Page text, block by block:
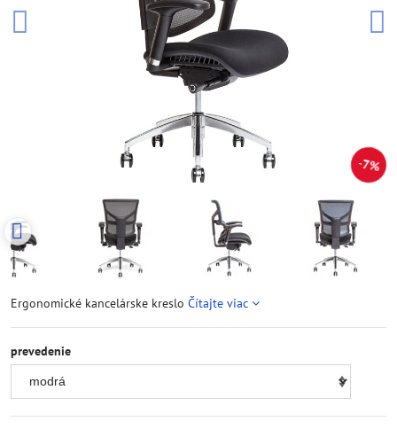
7%
Ergonomické kancelárske kreslo Čítajte viac
prevedenie